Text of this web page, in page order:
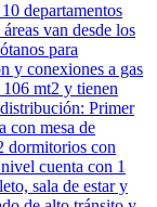
departamentos
van desde los
para
y conexiones a gas
mt2 y tienen
Primer
con mesa de
dormitorios con
cuenta con 1
sala de estar y